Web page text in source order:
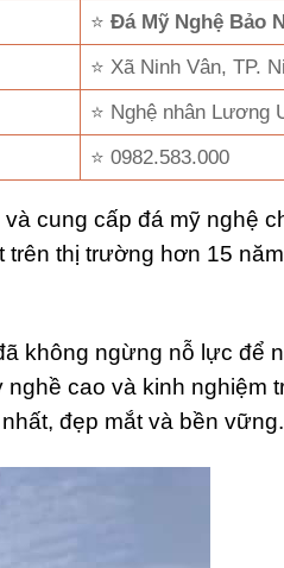
⭐Đá Mỹ Nghệ Bảo
⭐ Xã Ninh Vân, TP.
⭐ Nghệ nhân Lương
⭐ 0982.583.000
cung cấp đá mỹ nghệ
thị trường hơn 15
không ngừng nỗ lực để
cao và kinh nghiệm
đẹp mắt và bền vững.